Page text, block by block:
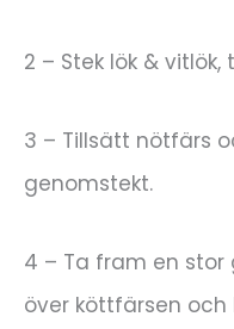
2 – Stek lök &
3 – Tillsätt nötfärs
genomstekt.
4 – Ta fram en stor
över köttfärsen